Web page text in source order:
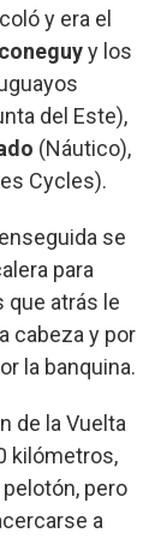
y era el
y los
del Este),
(Náutico),
Cycles).
se
para
que atrás le
cabeza y por
la banquina.
de la Vuelta
kilómetros,
pero
a